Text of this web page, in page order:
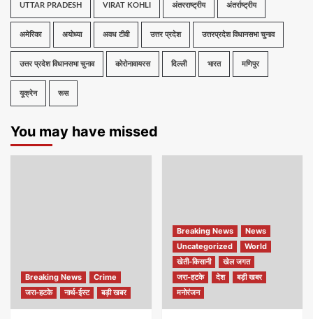
UTTAR PRADESH VIRAT KOHLI अंतरराष्ट्रीय अंतर्राष्ट्रीय
अमेरिका अयोध्या अवध टीवी उत्तर प्रदेश उत्तरप्रदेश विधानसभा चुनाव
उत्तर प्रदेश विधानसभा चुनाव कोरोनावायरस दिल्ली भारत मणिपुर
यूक्रेन रूस
You may have missed
Breaking News
Crime
जरा-हटके
नार्थ-ईस्ट बड़ी खबर
Breaking News
News
Uncategorized
World
खेती-किसानी
खेल जगत
जरा-हटके
देश
बड़ी खबर
मनोरंजन